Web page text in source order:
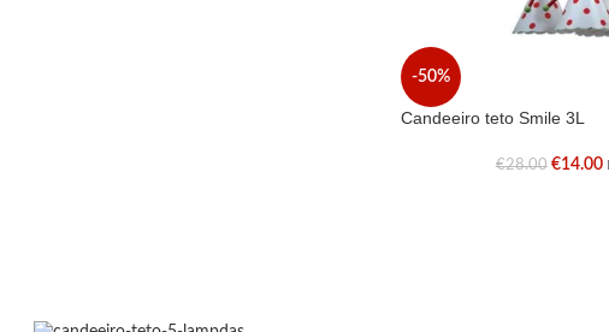
-50%
Candeeiro teto Smile 3L
€28.00 €14.00